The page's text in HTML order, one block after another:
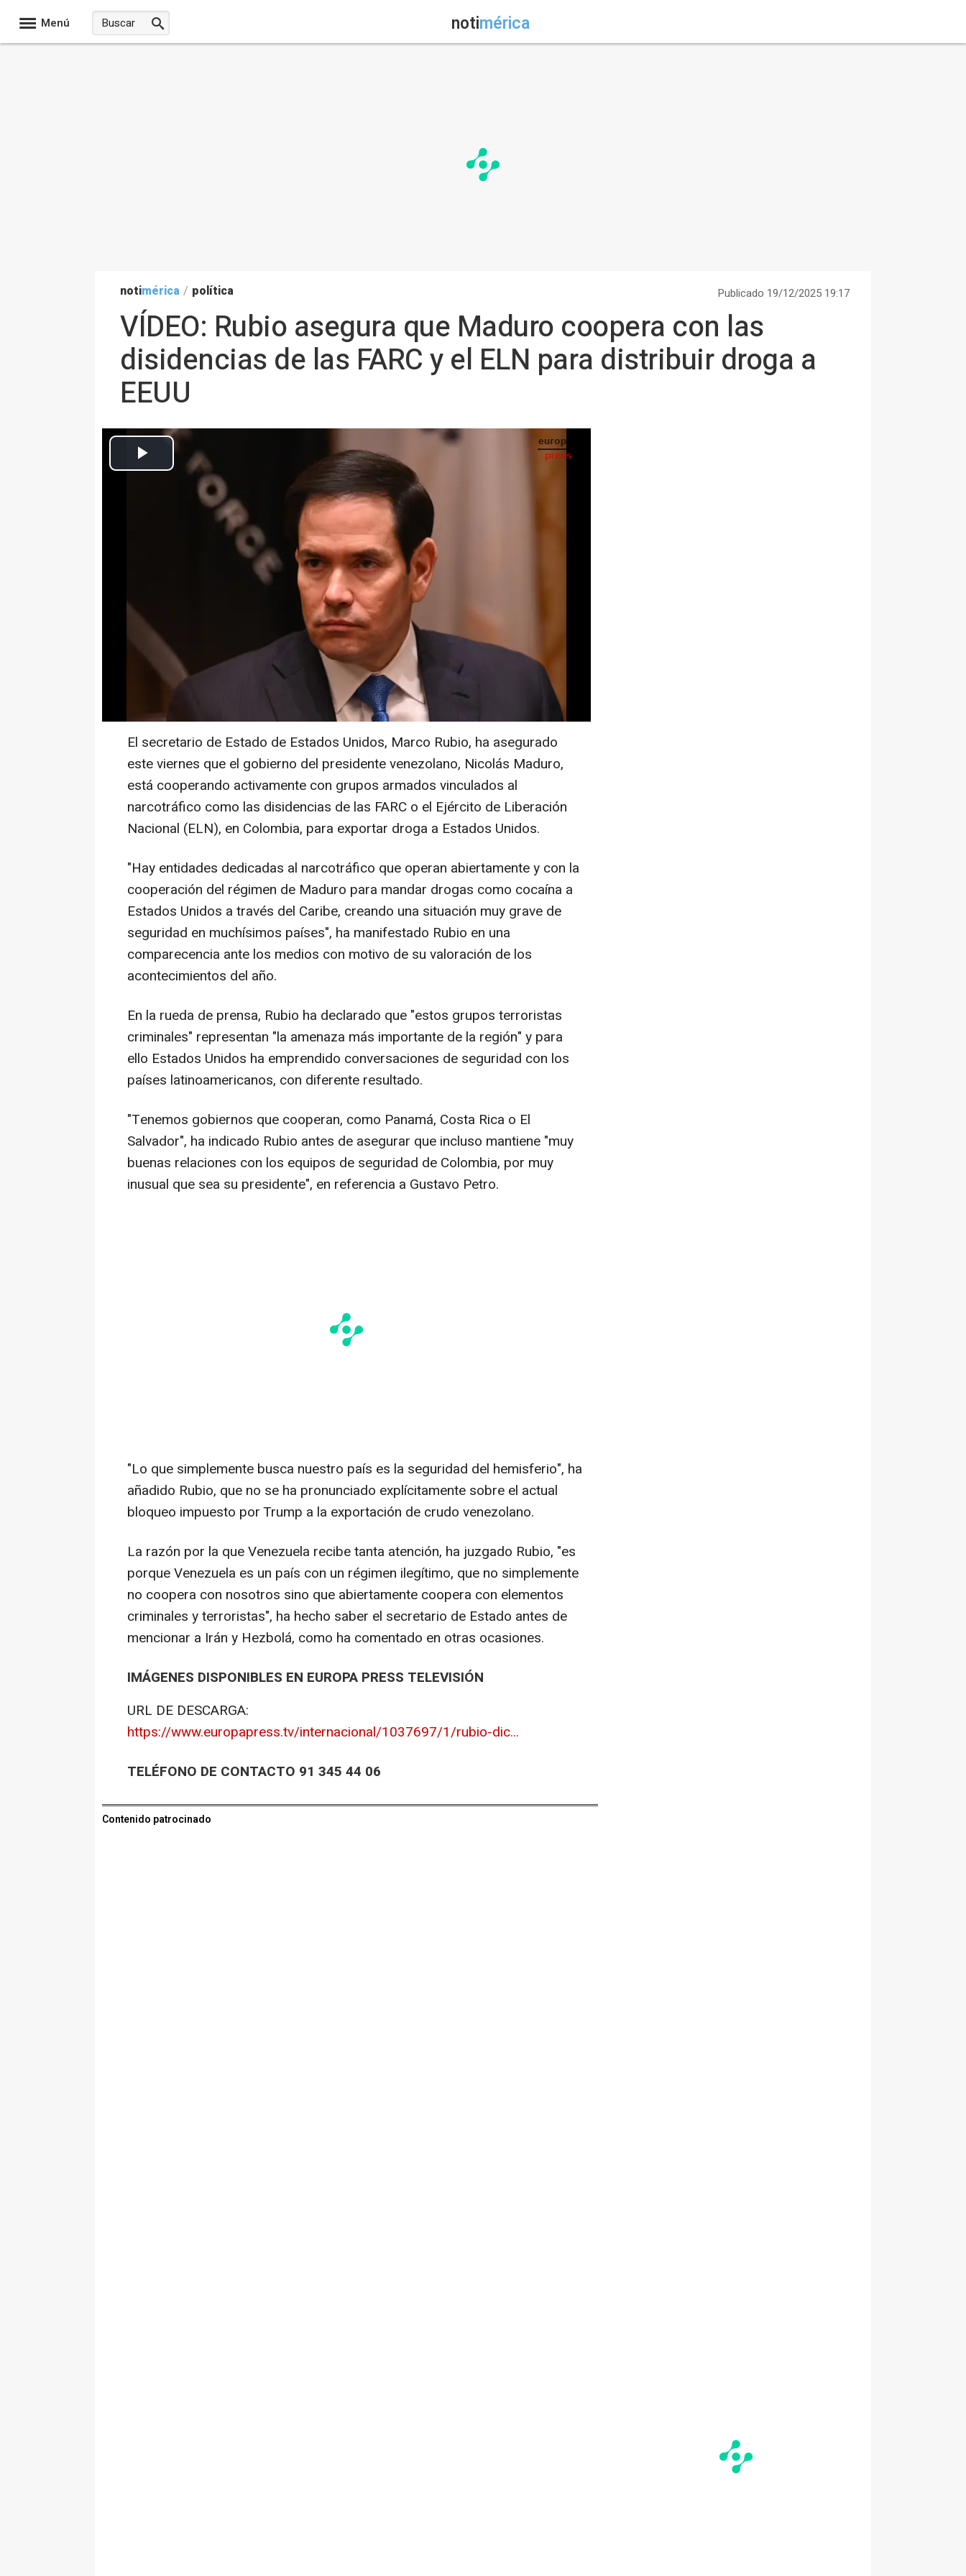
Menú notimérica
notimérica / política Publicado 19/12/2025 19:17
VÍDEO: Rubio asegura que Maduro coopera con las
disidencias de las FARC y el ELN para distribuir droga a
EEUU
Archivo - El secretario de Estado de EEUU, Marco Rubio. - Lukas Coch/AAP/dpa - Archivo
MADRID 19 Dic. (EUROPA PRESS TELEVISIÓN) -
El secretario de Estado de Estados Unidos, Marco Rubio, ha asegurado
este viernes que el gobierno del presidente venezolano, Nicolás Maduro,
está cooperando activamente con grupos armados vinculados al
narcotráfico como las disidencias de las FARC o el Ejército de Liberación
Nacional (ELN), en Colombia, para exportar droga a Estados Unidos.
"Hay entidades dedicadas al narcotráfico que operan abiertamente y con la
cooperación del régimen de Maduro para mandar drogas como cocaína a
Estados Unidos a través del Caribe, creando una situación muy grave de
seguridad en muchísimos países", ha manifestado Rubio en una
comparecencia ante los medios con motivo de su valoración de los
acontecimientos del año.
En la rueda de prensa, Rubio ha declarado que "estos grupos terroristas
criminales" representan "la amenaza más importante de la región" y para
ello Estados Unidos ha emprendido conversaciones de seguridad con los
países latinoamericanos, con diferente resultado.
"Tenemos gobiernos que cooperan, como Panamá, Costa Rica o El
Salvador", ha indicado Rubio antes de asegurar que incluso mantiene "muy
buenas relaciones con los equipos de seguridad de Colombia, por muy
inusual que sea su presidente", en referencia a Gustavo Petro.
"Lo que simplemente busca nuestro país es la seguridad del hemisferio", ha
añadido Rubio, que no se ha pronunciado explícitamente sobre el actual
bloqueo impuesto por Trump a la exportación de crudo venezolano.
La razón por la que Venezuela recibe tanta atención, ha juzgado Rubio, "es
porque Venezuela es un país con un régimen ilegítimo, que no simplemente
no coopera con nosotros sino que abiertamente coopera con elementos
criminales y terroristas", ha hecho saber el secretario de Estado antes de
mencionar a Irán y Hezbolá, como ha comentado en otras ocasiones.
IMÁGENES DISPONIBLES EN EUROPA PRESS TELEVISIÓN
URL DE DESCARGA:
https://www.europapress.tv/internacional/1037697/1/rubio-dic...
TELÉFONO DE CONTACTO 91 345 44 06
Contenido patrocinado